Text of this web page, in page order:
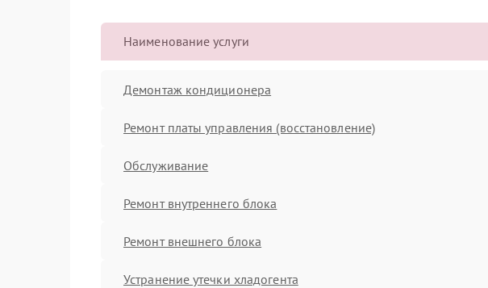
Наименование услуги
Демонтаж кондиционера
Ремонт платы управления (восстановление)
Обслуживание
Ремонт внутреннего блока
Ремонт внешнего блока
Устранение утечки хладогента